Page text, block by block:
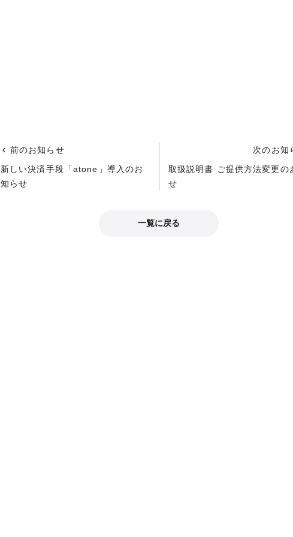
前のお知らせ
新しい決済手段「atone」導入のお
知らせ
次のお知
取扱説明書 ご提供方法変更の
せ
一覧に戻る